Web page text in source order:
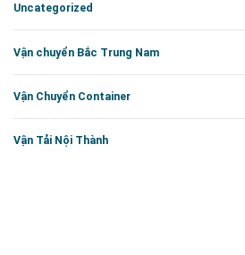
Uncategorized
Vận chuyển Bắc Trung Nam
Vận Chuyển Container
Vận Tải Nội Thành